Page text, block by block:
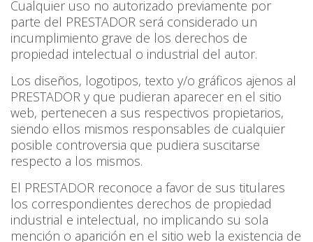
Cualquier uso no autorizado previamente por
parte del PRESTADOR será considerado un
incumplimiento grave de los derechos de
propiedad intelectual o industrial del autor.
Los diseños, logotipos, texto y/o gráficos ajenos al
PRESTADOR y que pudieran aparecer en el sitio
web, pertenecen a sus respectivos propietarios,
siendo ellos mismos responsables de cualquier
posible controversia que pudiera suscitarse
respecto a los mismos.
El PRESTADOR reconoce a favor de sus titulares
los correspondientes derechos de propiedad
industrial e intelectual, no implicando su sola
mención o aparición en el sitio web la existencia de